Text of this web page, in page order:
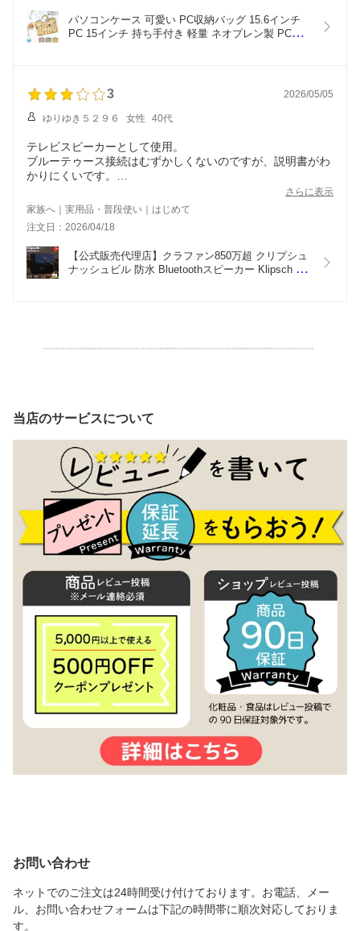
い。
これからたくさん使おうと思います！
パソコンケース 可愛い PC収納バッグ 15.6インチ
PC 15インチ 持ち手付き 軽量 ネオプレン製 PCバ
3 2026/05/05
ゆりゆき５２９６ 女性 40代
テレビスピーカーとして使用。
ブルーテゥース接続はむずかしくないのですが、説明書がわ
かりにくいです。
たまにスピーカーから、雑音が聞こえることがあり、少し気
になります
さらに表示
家族へ｜実用品・普段使い｜はじめて
注文日：2026/04/18
【公式販売代理店】クラファン850万超 クリプシュ
ナッシュビル 防水 Bluetoothスピーカー Klipsch
当店のサービスについて
お問い合わせ
ネットでのご注文は24時間受け付けております。お電話、メー
ル、お問い合わせフォームは下記の時間帯に順次対応しておりま
す。